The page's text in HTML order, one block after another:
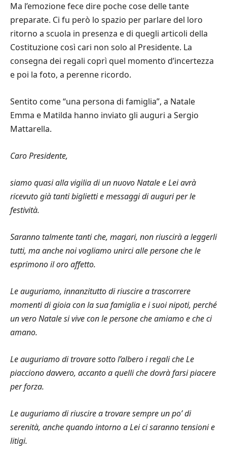
Ma l’emozione fece dire poche cose delle tante
preparate. Ci fu però lo spazio per parlare del loro
ritorno a scuola in presenza e di quegli articoli della
Costituzione così cari non solo al Presidente. La
consegna dei regali coprì quel momento d’incertezza
e poi la foto, a perenne ricordo.
Sentito come “una persona di famiglia”, a Natale
Emma e Matilda hanno inviato gli auguri a Sergio
Mattarella.
Caro Presidente,
siamo quasi alla vigilia di un nuovo Natale e Lei avrà
ricevuto già tanti biglietti e messaggi di auguri per le
festività.
Saranno talmente tanti che, magari, non riuscirà a leggerli
tutti, ma anche noi vogliamo unirci alle persone che le
esprimono il oro affetto.
Le auguriamo, innanzitutto di riuscire a trascorrere
momenti di gioia con la sua famiglia e i suoi nipoti, perché
un vero Natale si vive con le persone che amiamo e che ci
amano.
Le auguriamo di trovare sotto l’albero i regali che Le
piacciono davvero, accanto a quelli che dovrà farsi piacere
per forza.
Le auguriamo di riuscire a trovare sempre un po’ di
serenità, anche quando intorno a Lei ci saranno tensioni e
litigi.